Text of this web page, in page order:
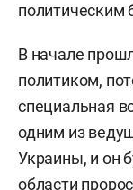
политическим
В начале
политиком,
специальная
одним из
Украины, и он
области